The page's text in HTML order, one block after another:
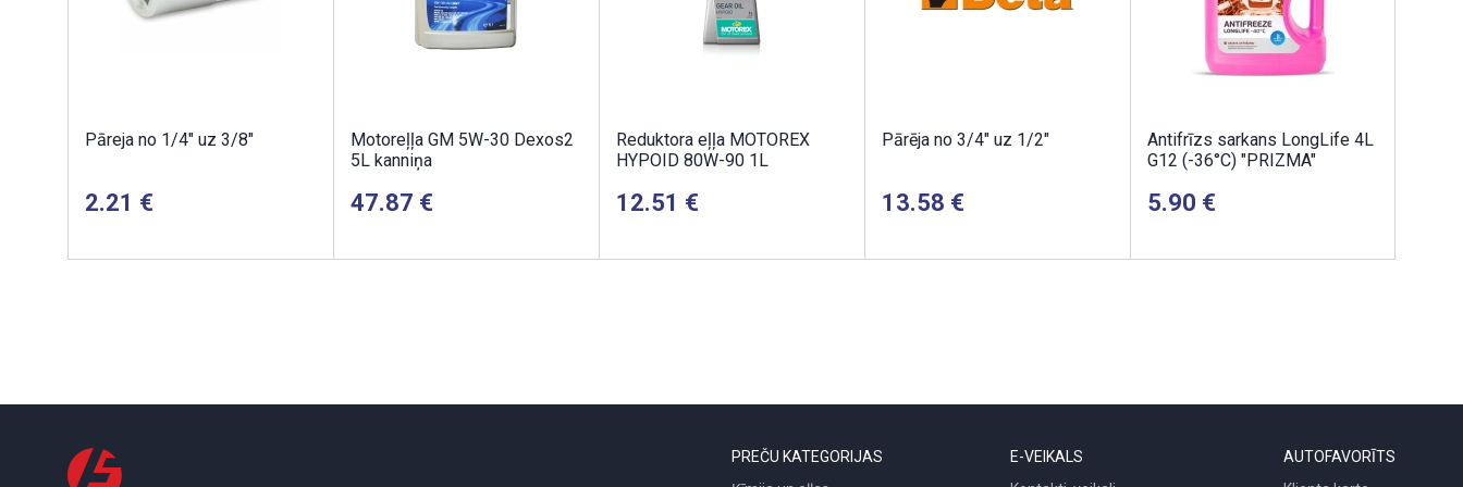
Pāreja no 1/4" uz 3/8"
2.21
Motoreļļa GM 5W-30 Dexos2
5L kanniņa
47.87
Reduktora eļļa MOTOREX
HYPOID 80W-90 1L
12.51
Pārēja no 3/4" uz 1/2"
13.58
Antifrīzs sarkans LongLife 4L
G12 (-36°C) "PRIZMA"
5.90
PREČU KATEGORIJAS
E-VEIKALS
AUTOFAVORĪTS